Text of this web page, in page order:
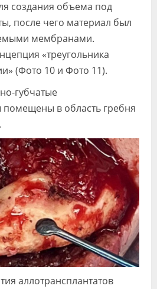
создания объема под
после чего материал был
мембранами.
«треугольника
(Фото 10 и Фото 11).
губчатые
помещены в область гребня
аллотрансплантатов